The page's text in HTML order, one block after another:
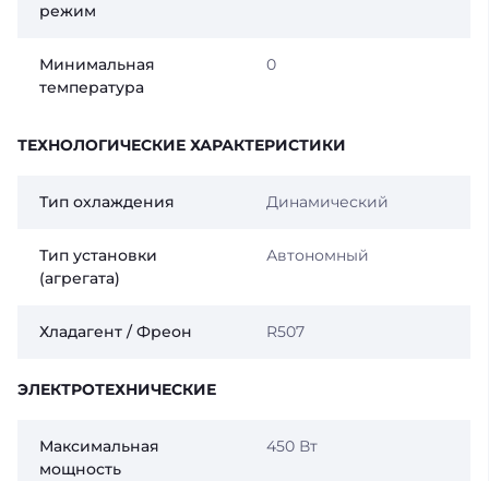
режим
Минимальная
температура
0
ТЕХНОЛОГИЧЕСКИЕ ХАРАКТЕРИСТИКИ
Тип охлаждения Динамический
Тип установки
(агрегата)
Автономный
Хладагент / Фреон R507
ЭЛЕКТРОТЕХНИЧЕСКИЕ
Максимальная
мощность
450 Вт